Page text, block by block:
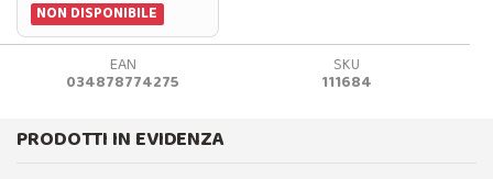
NON DISPONIBILE
EAN
034878774275
SKU
111684
PRODOTTI IN EVIDENZA